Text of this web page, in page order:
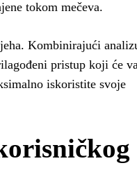
tokom mečeva.
Kombinirajući
pristup koji će
iskoristite svoje